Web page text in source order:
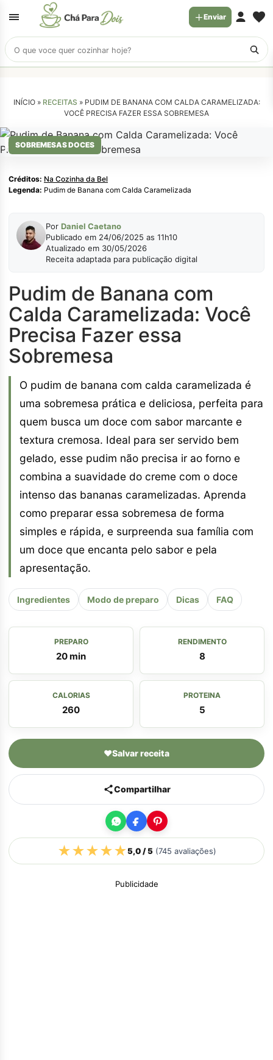
Buscar
receitas
Enviar
INÍCIO » RECEITAS » PUDIM DE BANANA COM CALDA CARAMELIZADA:
VOCÊ PRECISA FAZER ESSA SOBREMESA
SOBREMESAS DOCES
Na Cozinha da Bel
Créditos: Na Cozinha da Bel
Legenda: Pudim de Banana com Calda Caramelizada
Por Daniel Caetano
Publicado em 24/06/2025 as 11h10
Atualizado em 30/05/2026
Receita adaptada para publicação digital
Pudim de Banana com
Calda Caramelizada: Você
Precisa Fazer essa
Sobremesa
O pudim de banana com calda caramelizada é
uma sobremesa prática e deliciosa, perfeita para
quem busca um doce com sabor marcante e
textura cremosa. Ideal para ser servido bem
gelado, esse pudim não precisa ir ao forno e
combina a suavidade do creme com o doce
intenso das bananas caramelizadas. Aprenda
como preparar essa sobremesa de forma
simples e rápida, e surpreenda sua família com
um doce que encanta pelo sabor e pela
apresentação.
Ingredientes Modo de preparo Dicas FAQ
PREPARO
20 min
RENDIMENTO
8
CALORIAS
260
PROTEINA
5
♥Salvar receita
Compartilhar
★★★★★5,0/ 5(745 avaliações)
Publicidade